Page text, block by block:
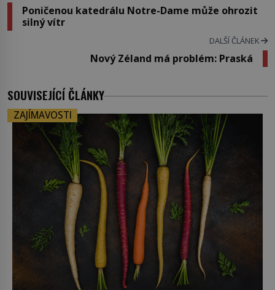
Poničenou katedrálu Notre-Dame může ohrozit
silný vítr
DALŠÍ ČLÁNEK
Nový Zéland má problém: Praská
SOUVISEJÍCÍ ČLÁNKY
ZAJÍMAVOSTI